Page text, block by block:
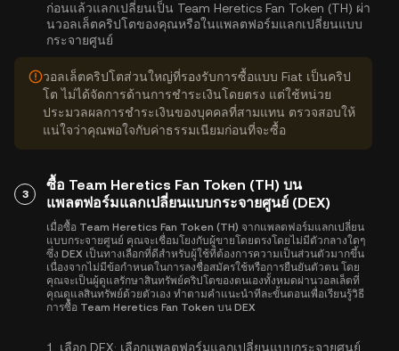
ก่อนแล้วแลกเปลี่ยนเป็น Team Heretics Fan Token (TH) ผ่า
นวอลเล็ตคริปโตของคุณหรือในแพลตฟอร์มแลกเปลี่ยนแบบ
กระจายศูนย์
วอลเล็ตคริปโตส่วนใหญ่ที่รองรับการซื้อแบบ Fiat เป็นคริป
โต ไม่ได้จัดการด้านการชำระเงินโดยตรง แต่ใช้หน่วย
ประมวลผลการชำระเงินของบุคคลที่สามแทน ตรวจสอบให้
แน่ใจว่าคุณพอใจกับค่าธรรมเนียมก่อนที่จะซื้อ
3
ซื้อ Team Heretics Fan Token (TH) บน
แพลตฟอร์มแลกเปลี่ยนแบบกระจายศูนย์ (DEX)
เมื่อซื้อ Team Heretics Fan Token (TH) จากแพลตฟอร์มแลกเปลี่ยน
แบบกระจายศูนย์ คุณจะเชื่อมโยงกับผู้ขายโดยตรงโดยไม่มีตัวกลางใดๆ
ซึ่ง DEX เป็นทางเลือกที่ดีสำหรับผู้ใช้ที่ต้องการความเป็นส่วนตัวมากขึ้น
เนื่องจากไม่มีข้อกำหนดในการลงชื่อสมัครใช้หรือการยืนยันตัวตน โดย
คุณจะเป็นผู้ดูแลรักษาสินทรัพย์คริปโตของตนเองทั้งหมดผ่านวอลเล็ตที่
คุณดูแลสินทรัพย์ด้วยตัวเอง ทำตามคำแนะนำทีละขั้นตอนเพื่อเรียนรู้วิธี
การซื้อ Team Heretics Fan Token บน DEX
1. เลือก DEX: เลือกแพลตฟอร์มแลกเปลี่ยนแบบกระจายศูนย์